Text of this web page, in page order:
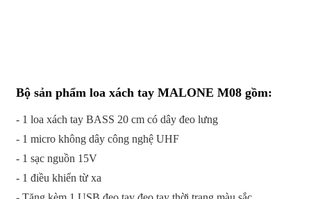
Bộ sản phẩm loa xách tay MALONE M08 gồm:
- 1 loa xách tay BASS 20 cm có dây đeo lưng
- 1 micro không dây công nghệ UHF
- 1 sạc nguồn 15V
- 1 điều khiển từ xa